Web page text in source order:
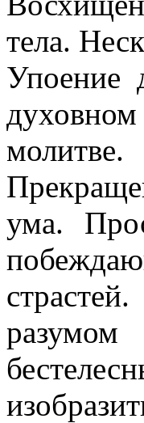
тела.
Упоение
ума.
разумом